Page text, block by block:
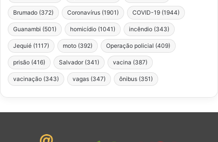
Brumado (372) Coronavírus (1901) COVID-19 (1944)
Guanambi (501) homicídio (1041) incêndio (343)
Jequié (1117) moto (392) Operação policial (409)
prisão (416) Salvador (341) vacina (387)
vacinação (343) vagas (347) ônibus (351)